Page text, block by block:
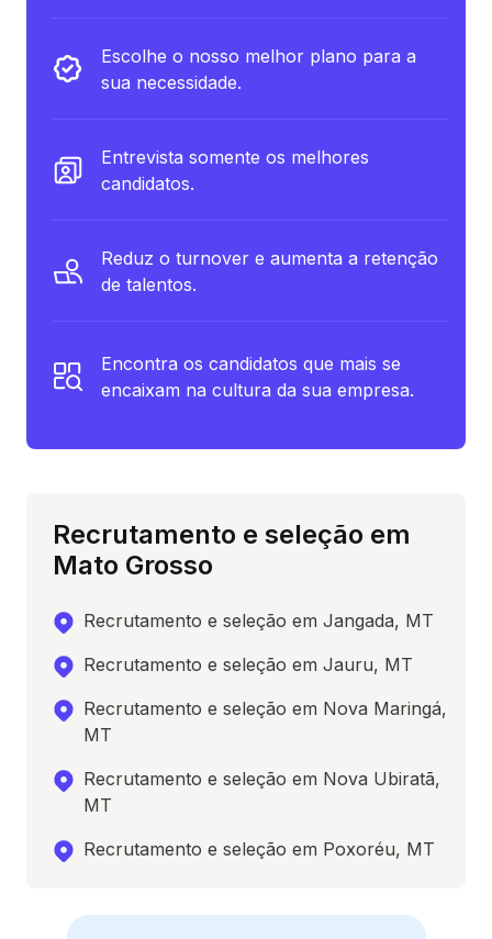
Escolhe o nosso melhor plano para a
sua necessidade.
Entrevista somente os melhores
candidatos.
Reduz o turnover e aumenta a retenção
de talentos.
Encontra os candidatos que mais se
encaixam na cultura da sua empresa.
Recrutamento e seleção em
Mato Grosso
Recrutamento e seleção em Jangada, MT
Recrutamento e seleção em Jauru, MT
Recrutamento e seleção em Nova Maringá,
MT
Recrutamento e seleção em Nova Ubiratã,
MT
Recrutamento e seleção em Poxoréu, MT